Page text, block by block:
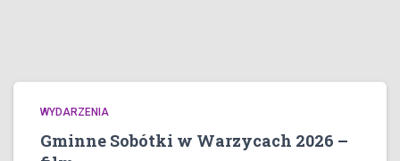
WYDARZENIA
Gminne Sobótki w Warzycach 2026 –